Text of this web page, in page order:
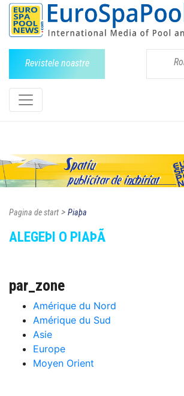
Revistele noastre
Pagina de start > Piaþa
ALEGEÞI O PIAÞÃ
par_zone
Amérique du Nord
Amérique du Sud
Asie
Europe
Moyen Orient